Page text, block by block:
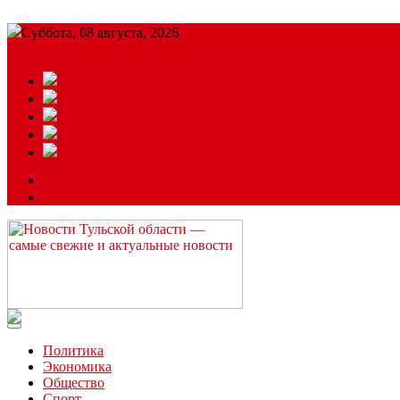
Суббота, 08 августа, 2026
Читайте последние новости дня в Тульской области на сайте
Политика
Экономика
Общество